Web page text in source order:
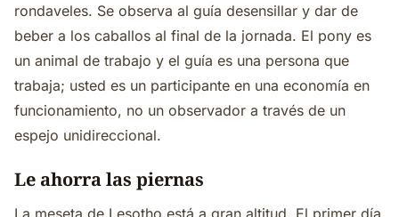
rondaveles. Se observa al guía desensillar y dar de
beber a los caballos al final de la jornada. El pony es
un animal de trabajo y el guía es una persona que
trabaja; usted es un participante en una economía en
funcionamiento, no un observador a través de un
espejo unidireccional.
Le ahorra las piernas
La meseta de Lesotho está a gran altitud. El primer día